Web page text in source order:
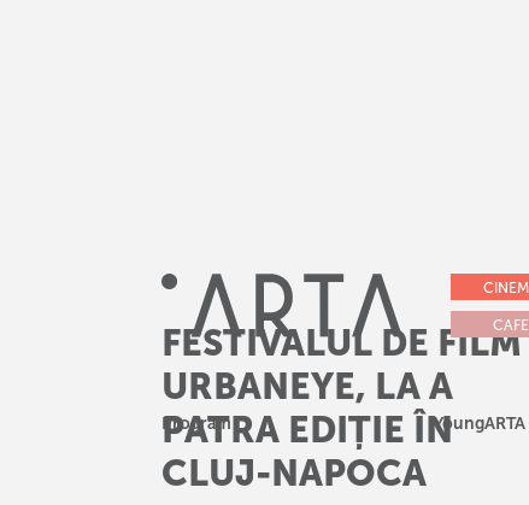
CAFE
Program YoungARTA
FESTIVALUL DE FILM
URBANEYE, LA A
PATRA EDIȚIE ÎN
CLUJ-NAPOCA